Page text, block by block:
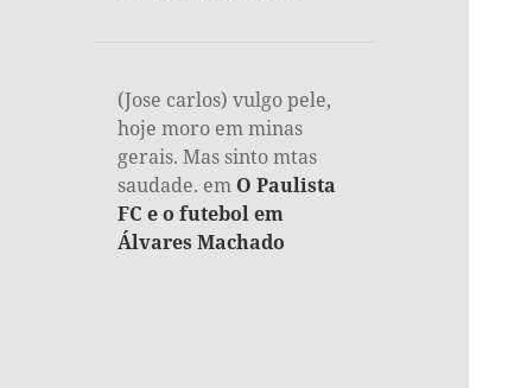
(Jose carlos) vulgo pele,
hoje moro em minas
gerais. Mas sinto mtas
saudade. em O Paulista
FC e o futebol em
Álvares Machado